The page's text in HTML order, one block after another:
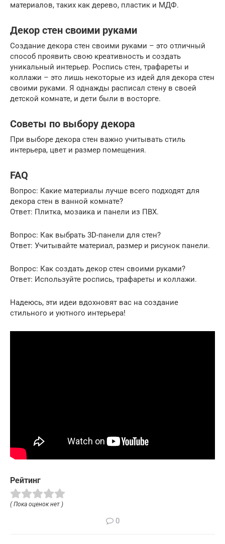
материалов, таких как дерево, пластик и МДФ.
Декор стен своими руками
Создание декора стен своими руками – это отличный
способ проявить свою креативность и создать
уникальный интерьер. Роспись стен, трафареты и
коллажи – это лишь некоторые из идей для декора стен
своими руками. Я однажды расписал стену в своей
детской комнате, и дети были в восторге.
Советы по выбору декора
При выборе декора стен важно учитывать стиль
интерьера, цвет и размер помещения.
FAQ
Вопрос: Какие материалы лучше всего подходят для
декора стен в ванной комнате?
Ответ: Плитка, мозаика и панели из ПВХ.
Вопрос: Как выбрать 3D-панели для стен?
Ответ: Учитывайте материал, размер и рисунок панели.
Вопрос: Как создать декор стен своими руками?
Ответ: Используйте роспись, трафареты и коллажи.
Надеюсь, эти идеи вдохновят вас на создание
стильного и уютного интерьера!
Рейтинг
( Пока оценок нет )
0